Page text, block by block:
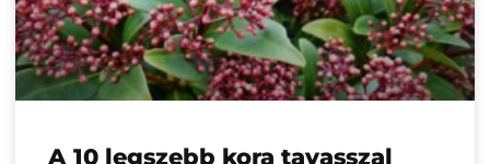
A 10 legszebb kora tavasszal